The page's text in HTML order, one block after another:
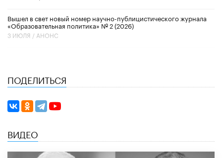
Вышел в свет новый номер научно-публицистического журнала
«Образовательная политика» № 2 (2026)
3 ИЮЛЯ / АНОНС
ПОДЕЛИТЬСЯ
ВИДЕО